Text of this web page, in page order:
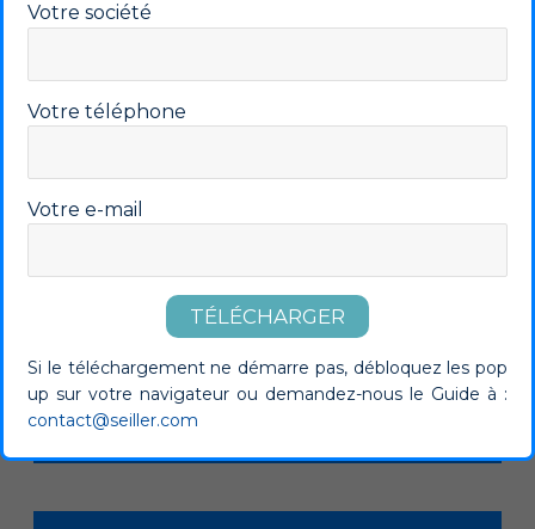
JUIN 2024
PRÉSENTOIRS DE PARFUMERIE ET
Votre société
Votre téléphone
Votre e-mail
Si le téléchargement ne démarre pas, débloquez les pop
up sur votre navigateur ou demandez-nous le Guide à :
contact@seiller.com